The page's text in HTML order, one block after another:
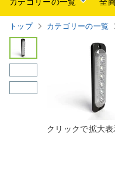
トップ カテゴリーの一覧